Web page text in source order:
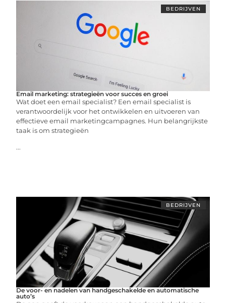
BEDRIJVEN
Email marketing: strategieën voor succes en groei
Wat doet een email specialist? Een email specialist is
verantwoordelijk voor het ontwikkelen en uitvoeren van
effectieve email marketingcampagnes. Hun belangrijkste
taak is om strategieën
...
BEDRIJVEN
De voor- en nadelen van handgeschakelde en automatische
auto’s